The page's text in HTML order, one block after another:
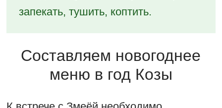
запекать, тушить, коптить.
Составляем новогоднее
меню в год Козы